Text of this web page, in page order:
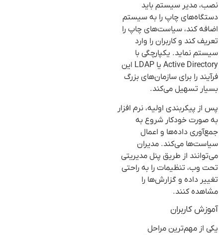
نصب، مدیر سیستم باید
دستگاه‌های چاپ را به سیستم
اضافه کند، سیاست‌های چاپ را
تعریف کند و کاربران را وارد
سیستم نماید. یکپارچگی با
Active Directory یا LDAP این
فرآیند را برای سازمان‌های بزرگ
بسیار تسهیل می‌کند.
پس از پیکربندی اولیه، نرم افزار
به صورت خودکار شروع به
جمع‌آوری داده‌ها و اعمال
سیاست‌ها می‌کند. مدیران
می‌توانند از طریق پنل مدیریتی
تحت وب، تنظیمات را به راحتی
تغییر داده و گزارش‌ها را
مشاهده کنند.
آموزش کاربران
یکی از مهم‌ترین مراحل